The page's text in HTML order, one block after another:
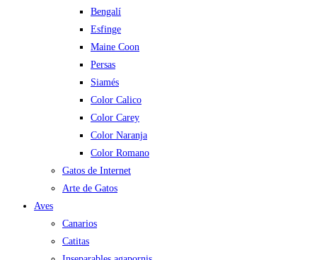
Bengalí
Esfinge
Maine Coon
Persas
Siamés
Color Calico
Color Carey
Color Naranja
Color Romano
Gatos de Internet
Arte de Gatos
Aves
Canarios
Catitas